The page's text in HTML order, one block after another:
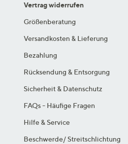
Vertrag widerrufen
Größenberatung
Versandkosten & Lieferung
Bezahlung
Rücksendung & Entsorgung
Sicherheit & Datenschutz
FAQs - Häufige Fragen
Hilfe & Service
Beschwerde/ Streitschlichtung